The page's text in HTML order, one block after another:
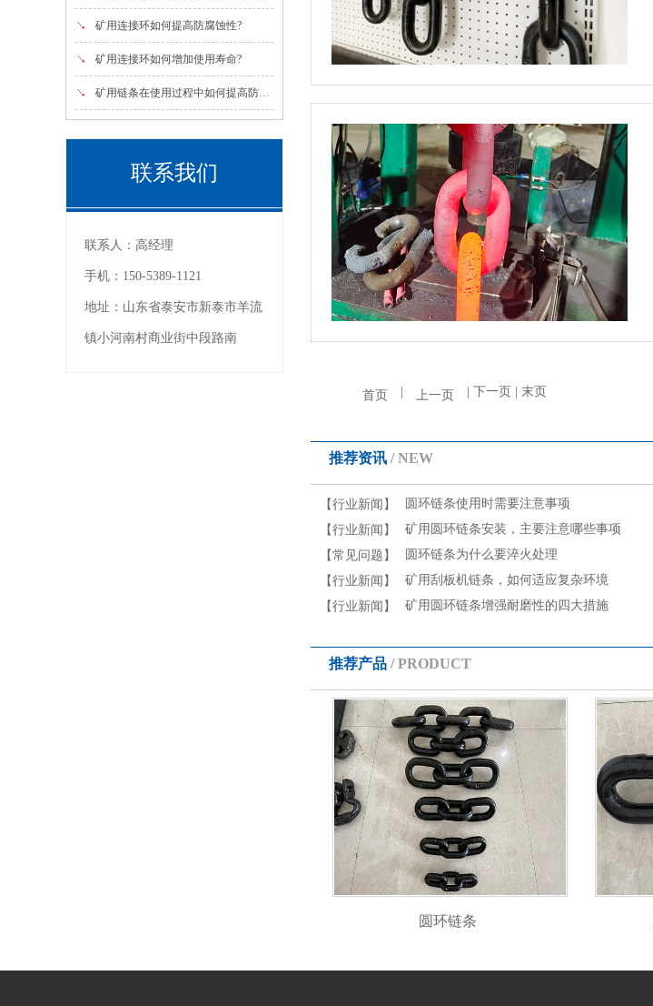
↘ 矿用连接环如何提高防腐蚀性?
↘ 矿用连接环如何增加使用寿命?
↘ 矿用链条在使用过程中如何提高防腐蚀性?
联系我们
联系人： 高经理
手机： 150-5389-1121
地址： 山东省泰安市新泰市羊流
镇小河南村商业街中段路南
首页 上一页 | 下一页 | 末页
推荐资讯 / NEW
【行业新闻】 圆环链条使用时需要注意事项
【行业新闻】
矿用圆环链条安装，主要注意哪些事项
【常见问题】
圆环链条为什么要淬火处理
【行业新闻】
矿用刮板机链条，如何适应复杂环境
【行业新闻】
矿用圆环链条增强耐磨性的四大措施
推荐产品 / PRODUCT
圆环链条